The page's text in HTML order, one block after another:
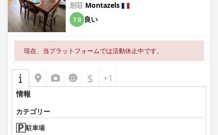
別荘 Montazels
7.0 良い
現在、当プラットフォームでは活動休止中です。
$ +1
情報
カテゴリー
駐車場